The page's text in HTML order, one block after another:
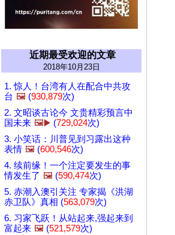
近期最受欢迎的文章
2018年10月23日
1. 惊人！台湾有人在配合中共攻
台 🖼️ (930,879次)
2. 文昭谈古论今 文贵精彩预言中
国未来 🖼️▶️ (729,024次)
3. 小笑话：川普见到习露出这种
表情 🖼️ (600,546次)
4. 续前缘！一个注定要发生的事
情发生了 🖼️ (590,474次)
5. 赤潮入澳引关注 专家揭《洪湖
赤卫队》真相 (563,079次)
6. 习家飞跃！从站起来,强起来到
富起来 🖼️ (521,579次)